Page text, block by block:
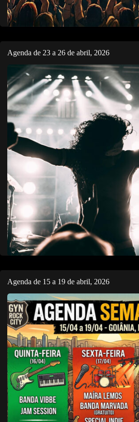
Agenda de 23 a 26 de abril, 2026
Agenda de 15 a 19 de abril, 2026